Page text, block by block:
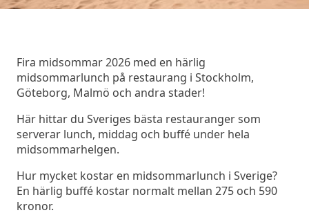
Fira midsommar 2026 med en härlig
midsommarlunch på restaurang i Stockholm,
Göteborg, Malmö och andra stader!
Här hittar du Sveriges bästa restauranger som
serverar lunch, middag och buffé under hela
midsommarhelgen.
Hur mycket kostar en midsommarlunch i Sverige?
En härlig buffé kostar normalt mellan 275 och 590
kronor.